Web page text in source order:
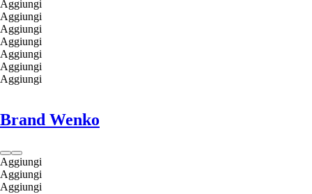
Aggiungi
Aggiungi
Aggiungi
Aggiungi
Aggiungi
Aggiungi
Aggiungi
Brand Wenko
Aggiungi
Aggiungi
Aggiungi